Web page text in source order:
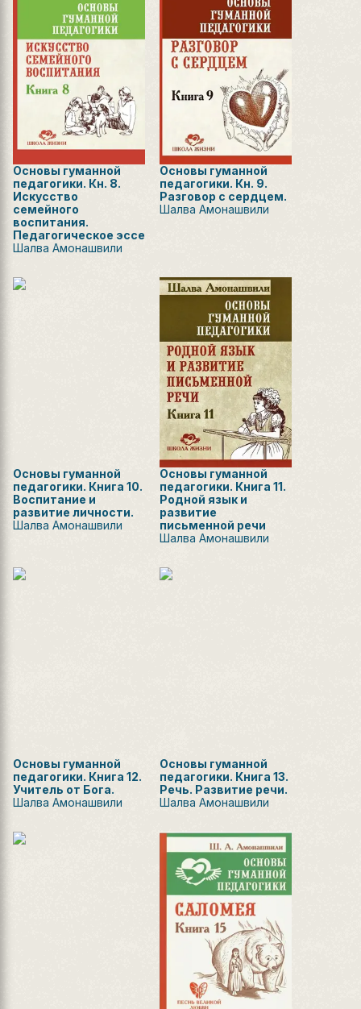
Основы гуманной
педагогики. Кн. 8.
Искусство
семейного
воспитания.
Педагогическое эссе
Шалва Амонашвили
Основы гуманной
педагогики. Кн. 9.
Разговор с сердцем.
Шалва Амонашвили
Основы гуманной
педагогики. Книга 10.
Воспитание и
развитие личности.
Шалва Амонашвили
Основы гуманной
педагогики. Книга 11.
Родной язык и
развитие
письменной речи
Шалва Амонашвили
Основы гуманной
педагогики. Книга 12.
Учитель от Бога.
Шалва Амонашвили
Основы гуманной
педагогики. Книга 13.
Речь. Развитие речи.
Шалва Амонашвили